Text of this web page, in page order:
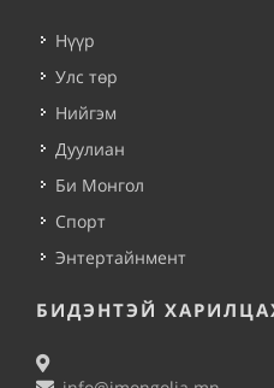
Нүүр
Улс төр
Нийгэм
Дуулиан
Би Монгол
Спорт
Энтертайнмент
БИДЭНТЭЙ